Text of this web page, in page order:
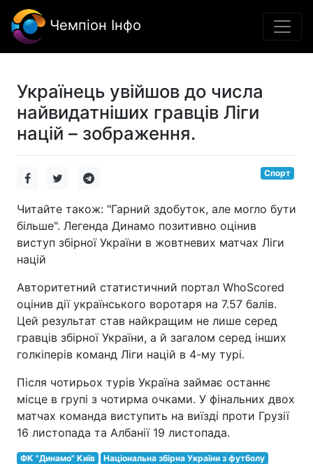
Чемпіон Інфо
Українець увійшов до числа
найвидатніших гравців Ліги
націй – зображення.
Спорт
Читайте також: "Гарний здобуток, але могло бути
більше". Легенда Динамо позитивно оцінив
виступ збірної України в жовтневих матчах Ліги
націй
Авторитетний статистичний портал WhoScored
оцінив дії українського воротаря на 7.57 балів.
Цей результат став найкращим не лише серед
гравців збірної України, а й загалом серед інших
голкіперів команд Ліги націй в 4-му турі.
Після чотирьох турів Україна займає останнє
місце в групі з чотирма очками. У фінальних двох
матчах команда виступить на виїзді проти Грузії
16 листопада та Албанії 19 листопада.
ФК "Динамо" Київ
Національна збірна України з футболу